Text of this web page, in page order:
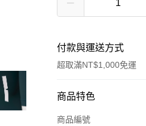
付款與運送方式
超取滿NT$1,000免運
付款方式
信用卡一次付款
商品特色
商品編號